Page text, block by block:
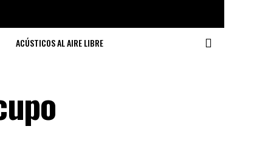
ACÚSTICOS AL AIRE LIBRE